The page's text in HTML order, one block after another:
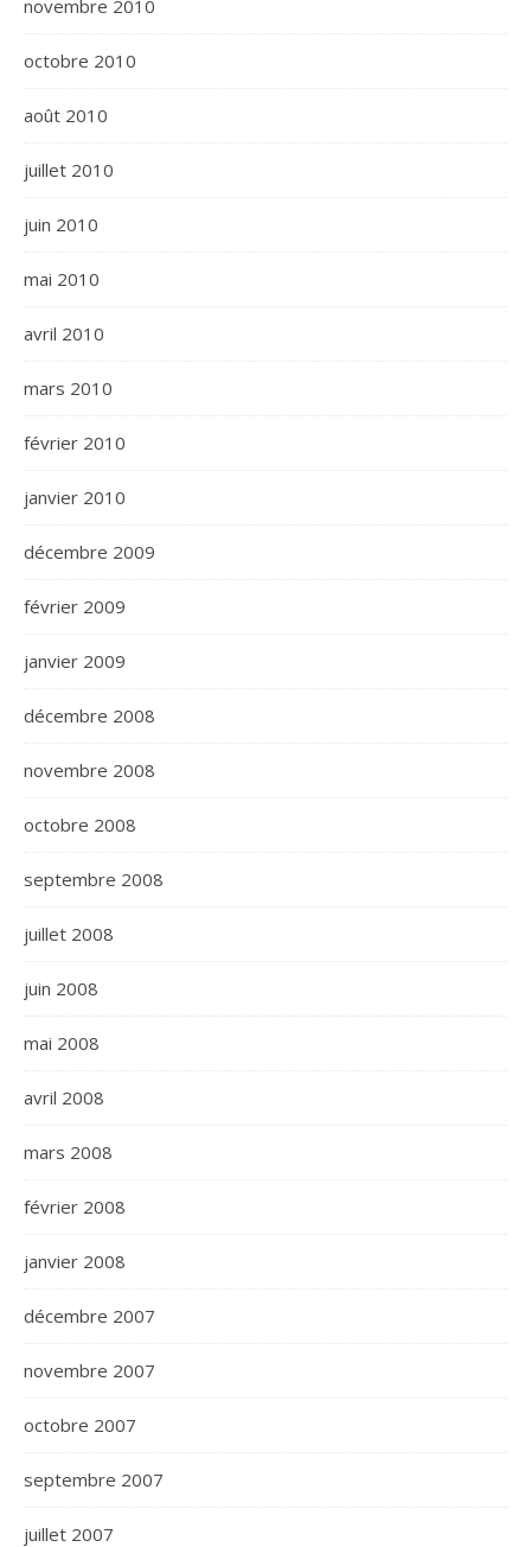
novembre 2010
octobre 2010
août 2010
juillet 2010
juin 2010
mai 2010
avril 2010
mars 2010
février 2010
janvier 2010
décembre 2009
février 2009
janvier 2009
décembre 2008
novembre 2008
octobre 2008
septembre 2008
juillet 2008
juin 2008
mai 2008
avril 2008
mars 2008
février 2008
janvier 2008
décembre 2007
novembre 2007
octobre 2007
septembre 2007
juillet 2007